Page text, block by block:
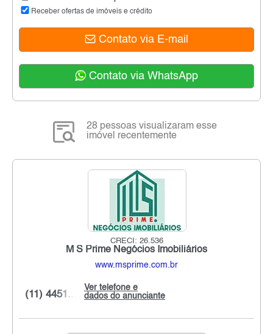
Receber ofertas de imóveis e crédito
Contato via E-mail
Contato via WhatsApp
28 pessoas visualizaram esse
imóvel recentemente
CRECI: 26.536
M S Prime Negócios Imobiliários
www.msprime.com.br
Ver telefone e
dados do anunciante
(11) 4451...